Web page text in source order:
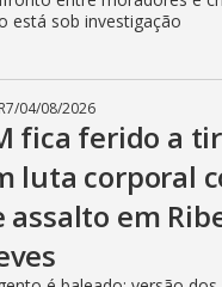
está sob investigação
/04/08/2026
fica ferido a
luta corporal
assalto em